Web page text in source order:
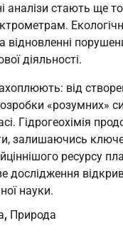
аналізи стають ще
відновленні
діяльності.
від
«розумних»
Гідрогеохімія
залишаючись
ресурсу
дослідження
науки.
, Природа